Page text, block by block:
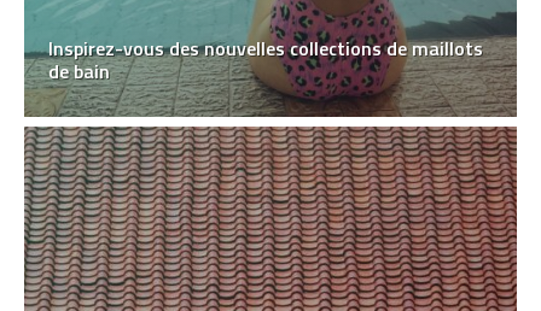
Inspirez-vous des nouvelles collections de maillots
de bain